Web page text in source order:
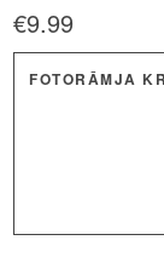
€9.99
FOTORĀMJA